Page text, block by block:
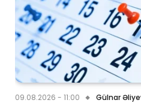
09.08.2026 - 11:00 Gülnar